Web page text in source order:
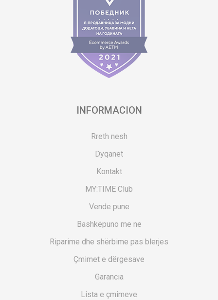
INFORMACION
Rreth nesh
Dyqanet
Kontakt
MY:TIME Club
Vende pune
Bashkëpuno me ne
Riparime dhe shërbime pas blerjes
Çmimet e dërgesave
Garancia
Lista e çmimeve